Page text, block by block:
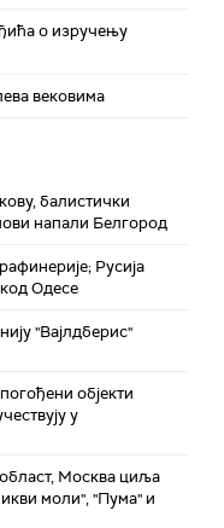
о изручењу
вековима
балистички
напали Белгород
Русија
Одесе
"Вајлдберис"
објекти
у
Москва циља
моли", "Пума" и